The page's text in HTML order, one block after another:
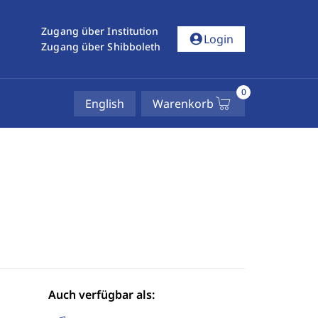
Zugang über Institution
Zugang über Shibboleth
account_circleLogin
English Warenkorb
0
Auch verfügbar als: